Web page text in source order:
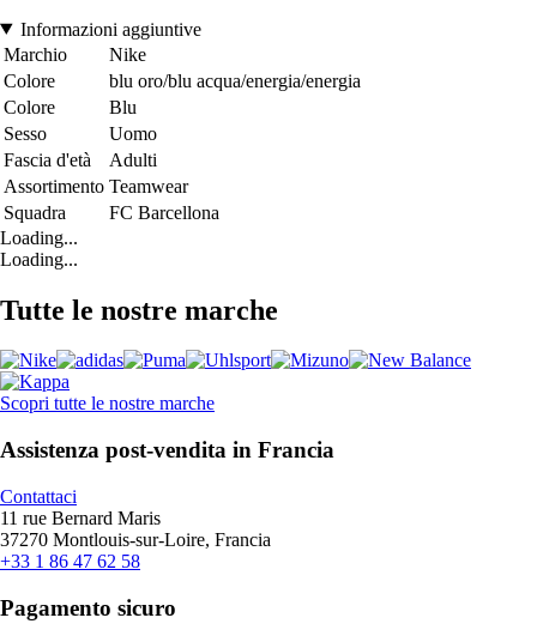
Informazioni aggiuntive
Marchio
Nike
Colore
blu oro/blu acqua/energia/energia
Colore
Blu
Sesso
Uomo
Fascia d'età
Adulti
Assortimento Teamwear
Squadra
FC Barcellona
Loading...
Loading...
Tutte le nostre marche
Scopri tutte le nostre marche
Assistenza post-vendita in Francia
Contattaci
11 rue Bernard Maris
37270 Montlouis-sur-Loire, Francia
+33 1 86 47 62 58
Pagamento sicuro